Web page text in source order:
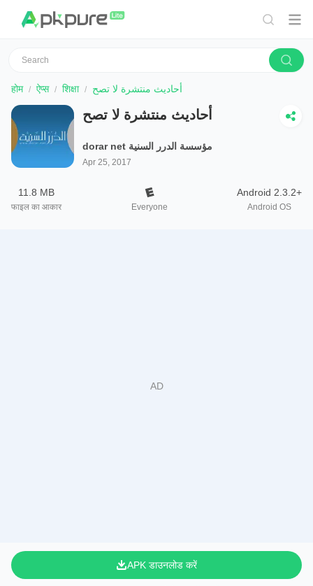
होम ऐप्स शिक्षा أحاديث منتشرة لا تصح
أحاديث منتشرة لا تصح
dorar net مؤسسة الدرر السنية
Apr 25, 2017
11.8 MB
फाइल का आकार Everyone
Android 2.3.2+
Android OS
APK डाउनलोड करें